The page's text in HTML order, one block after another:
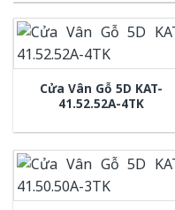
Cửa Vân Gỗ 5D KAT-
41.52.52A-4TK